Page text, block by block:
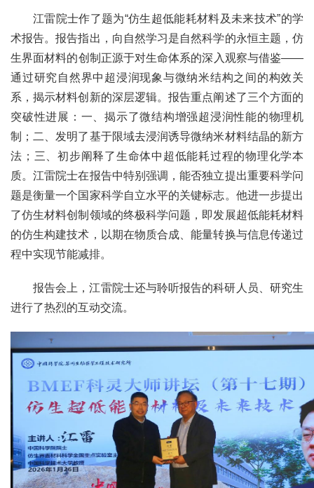
江雷院士作了题为“仿生超低能耗材料及未来技术”的学
术报告。报告指出，向自然学习是自然科学的永恒主题，仿
生界面材料的创制正源于对生命体系的深入观察与借鉴——
通过研究自然界中超浸润现象与微纳米结构之间的构效关
系，揭示材料创新的深层逻辑。报告重点阐述了三个方面的
突破性进展：一、揭示了微结构增强超浸润性能的物理机
制；二、发明了基于限域去浸润诱导微纳米材料结晶的新方
法；三、初步阐释了生命体中超低能耗过程的物理化学本
质。江雷院士在报告中特别强调，能否独立提出重要科学问
题是衡量一个国家科学自立水平的关键标志。他进一步提出
了仿生材料创制领域的终极科学问题，即发展超低能耗材料
的仿生构建技术，以期在物质合成、能量转换与信息传递过
程中实现节能减排。
报告会上，江雷院士还与聆听报告的科研人员、研究生
进行了热烈的互动交流。